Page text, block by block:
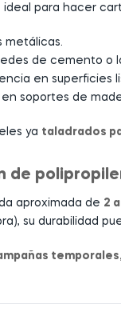
ideal para hacer
metálicas.
de cemento o
en superficies
en soportes de
ya taladrados
de
aproximada de 2
su durabilidad